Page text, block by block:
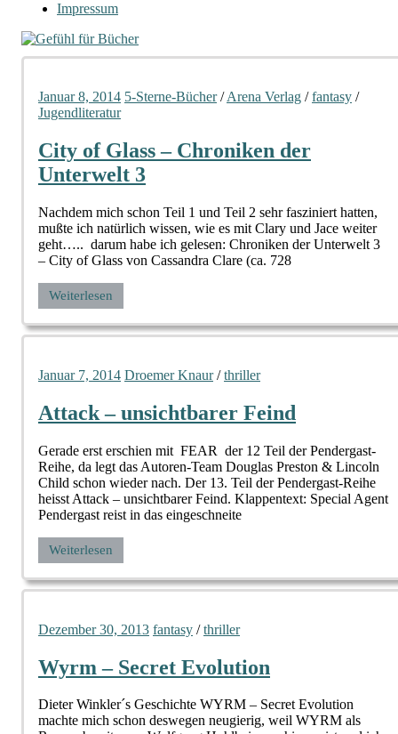
Impressum
Januar 8, 2014 5-Sterne-Bücher/Arena Verlag /fantasy /
Jugendliteratur
City of Glass – Chroniken der
Unterwelt 3
Nachdem mich schon Teil 1 und Teil 2 sehr fasziniert hatten,
mußte ich natürlich wissen, wie es mit Clary und Jace weiter
geht….. darum habe ich gelesen: Chroniken der Unterwelt 3
– City of Glass von Cassandra Clare (ca. 728
Weiterlesen
Januar 7, 2014 Droemer Knaur/thriller
Attack – unsichtbarer Feind
Gerade erst erschien mit FEAR der 12 Teil der Pendergast-
Reihe, da legt das Autoren-Team Douglas Preston & Lincoln
Child schon wieder nach. Der 13. Teil der Pendergast-Reihe
heisst Attack – unsichtbarer Feind. Klappentext: Special Agent
Pendergast reist in das eingeschneite
Weiterlesen
Dezember 30, 2013 fantasy /thriller
Wyrm – Secret Evolution
Dieter Winkler´s Geschichte WYRM – Secret Evolution
machte mich schon deswegen neugierig, weil WYRM als